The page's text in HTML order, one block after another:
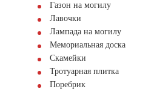
Газон на могилу
Лавочки
Лампада на могилу
Мемориальная доска
Скамейки
Тротуарная плитка
Поребрик